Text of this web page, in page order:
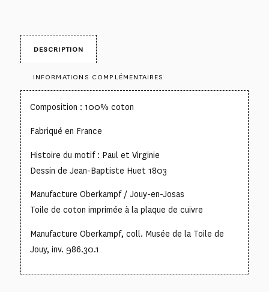
DESCRIPTION
INFORMATIONS COMPLÉMENTAIRES
Composition : 100% coton
Fabriqué en France
Histoire du motif : Paul et Virginie
Dessin de Jean-Baptiste Huet 1803
Manufacture Oberkampf / Jouy-en-Josas
Toile de coton imprimée à la plaque de cuivre
Manufacture Oberkampf, coll. Musée de la Toile de
Jouy, inv. 986.30.1